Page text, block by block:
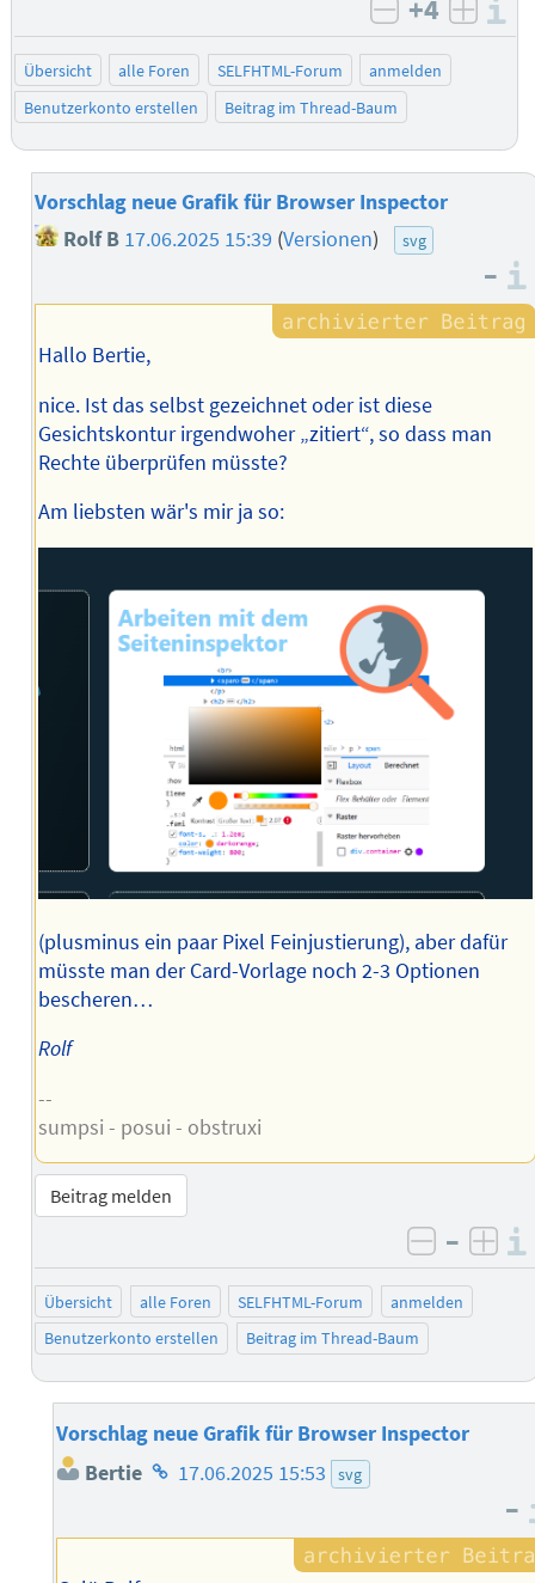
negativ
+4
Übersicht alle Foren SELFHTML-Forum
anmelden
Benutzerkonto erstellen
Beitrag im Thread-Baum
Vorschlag neue Grafik für Browser Inspector
Rolf B 17.06.2025 15:39 (Versionen) svg
–
Hallo Bertie,
nice. Ist das selbst gezeichnet oder ist diese
Gesichtskontur irgendwoher „zitiert“, so dass man
Rechte überprüfen müsste?
Am liebsten wär's mir ja so:
(plusminus ein paar Pixel Feinjustierung), aber dafür
müsste man der Card-Vorlage noch 2-3 Optionen
bescheren…
Rolf
--
sumpsi - posui - obstruxi
Beitrag melden
negativ
–
Übersicht alle Foren SELFHTML-Forum
anmelden
Benutzerkonto erstellen
Beitrag im Thread-Baum
Vorschlag neue Grafik für Browser Inspector
Bertie Homepage
Autors
17.06.2025 15:53 svg
–